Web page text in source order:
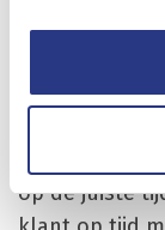
tenten
op de juiste